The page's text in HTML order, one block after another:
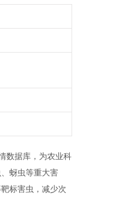
数据库，为农业科
蚜虫等重大害
标害虫，减少次